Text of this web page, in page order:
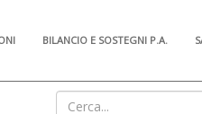
BILANCIO E SOSTEGNI P.A.